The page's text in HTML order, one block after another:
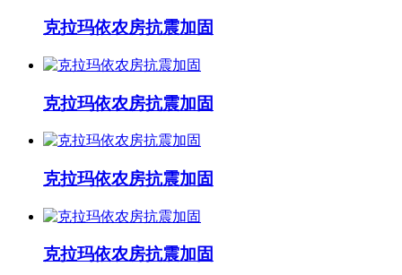
克拉玛依农房抗震加固
克拉玛依农房抗震加固
克拉玛依农房抗震加固
克拉玛依农房抗震加固